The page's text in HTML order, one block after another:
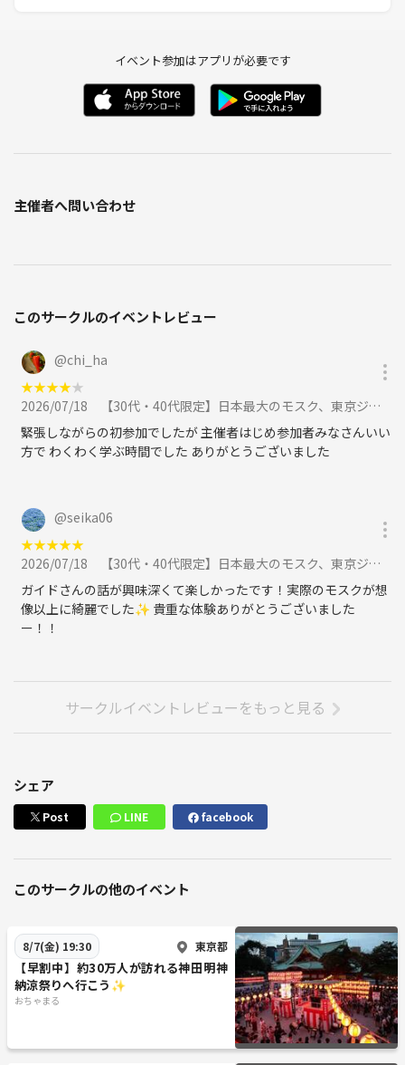
イベント参加はアプリが必要です
主催者へ問い合わせ
このサークルのイベントレビュー
@chi_ha
★★★★★
2026/07/18
【30代・40代限定】日本最大のモスク、東京ジャーミィへ行こう🌈🌈名物はユーモアあるガイドさんです✨に参加
緊張しながらの初参加でしたが 主催者はじめ参加者みなさんいい
方で わくわく学ぶ時間でした ありがとうございました
@seika06
★★★★★
2026/07/18
【30代・40代限定】日本最大のモスク、東京ジャーミィへ行こう🌈🌈名物はユーモアあるガイドさんです✨に参加
ガイドさんの話が興味深くて楽しかったです！実際のモスクが想
像以上に綺麗でした✨ 貴重な体験ありがとうございました
ー！！
サークルイベントレビューをもっと見る
シェア
Post LINE facebook
このサークルの他のイベント
8/7(金) 19:30 東京都
【早割中】約30万人が訪れる神田明神
納涼祭りへ行こう✨
おちゃまる